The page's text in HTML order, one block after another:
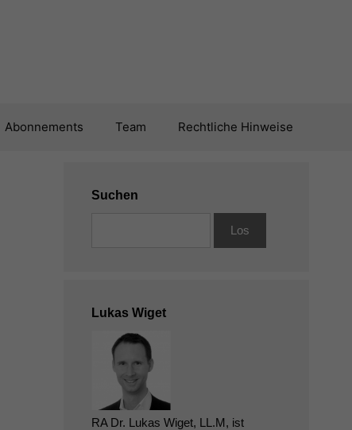
Abonnements Team Rechtliche Hinweise
Suchen
Lukas Wiget
RA Dr. Lukas Wiget, LL.M, ist